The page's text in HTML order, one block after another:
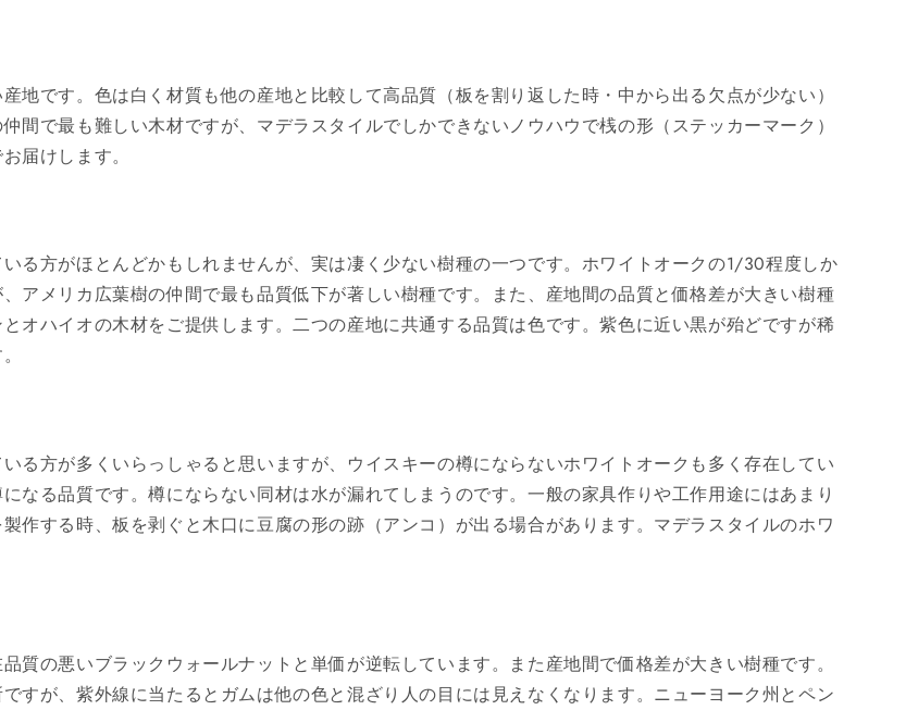
地です。色は白く材質も他の産地と比較して高品質（板を割り返した時・中から出る欠点が少ない）
間で最も難しい木材ですが、マデラスタイルでしかできないノウハウで桟の形（ステッカーマーク）
届けします。
る方がほとんどかもしれませんが、実は凄く少ない樹種の一つです。ホワイトオークの1/30程度しか
アメリカ広葉樹の仲間で最も品質低下が著しい樹種です。また、産地間の品質と価格差が大きい樹種
オハイオの木材をご提供します。二つの産地に共通する品質は色です。紫色に近い黒が殆どですが稀
る方が多くいらっしゃると思いますが、ウイスキーの樽にならないホワイトオークも多く存在してい
なる品質です。樽にならない同材は水が漏れてしまうのです。一般の家具作りや工作用途にはあまり
作する時、板を剥ぐと木口に豆腐の形の跡（アンコ）が出る場合があります。マデラスタイルのホワ
質の悪いブラックウォールナットと単価が逆転しています。また産地間で価格差が大きい樹種です。
すが、紫外線に当たるとガムは他の色と混ざり人の目には見えなくなります。ニューヨーク州とペン